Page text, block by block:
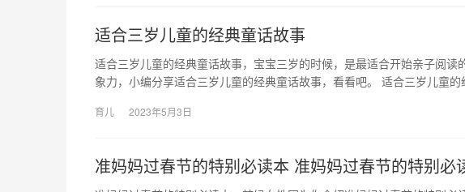
适合三岁儿童的经典童话故事
适合三岁儿童的经典童话故事，宝宝三岁的时候，是最适合开始亲子阅
象力，小编分享适合三岁儿童的经典童话故事，看看吧。 适合三岁儿童
育儿 2023年5月3日
准妈妈过春节的特别必读本 准妈妈过春节的特别必